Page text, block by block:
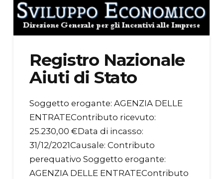
Registro Nazionale
Aiuti di Stato
Soggetto erogante: AGENZIA DELLE
ENTRATEContributo ricevuto:
25.230,00 €Data di incasso:
31/12/2021Causale: Contributo
perequativo Soggetto erogante:
AGENZIA DELLE ENTRATEContributo